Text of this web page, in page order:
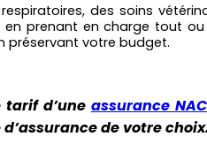
des soins
en prenant en charge tout
préservant votre budget.
d’une assurance NAC
de votre